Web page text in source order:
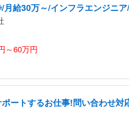
月給30万～/インフラエンジニ
～60万円
ートするお仕事!問い合わせ